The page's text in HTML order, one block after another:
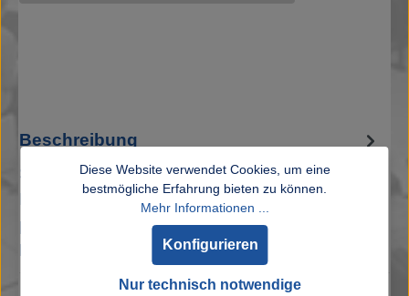
Beschreibung
SSC Palmberg Schwerin Saisonshirt 2025/26
Ein neues Jahr, ein neues Ziel – und das
passende Shirt dazu! Mit dem offiziellen…
Mehr
Diese Website verwendet Cookies, um eine
bestmögliche Erfahrung bieten zu können.
Mehr Informationen ...
Nur technisch notwendige
Konfigurieren